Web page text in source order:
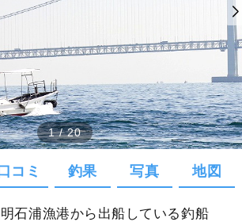
1/20
口コミ 釣果 写真 地図
石浦漁港から出船している釣船